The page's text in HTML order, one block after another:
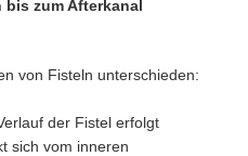
zum Afterkanal
von Fisteln unterschieden:
der Fistel erfolgt
sich vom inneren